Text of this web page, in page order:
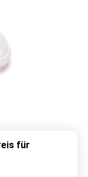
für